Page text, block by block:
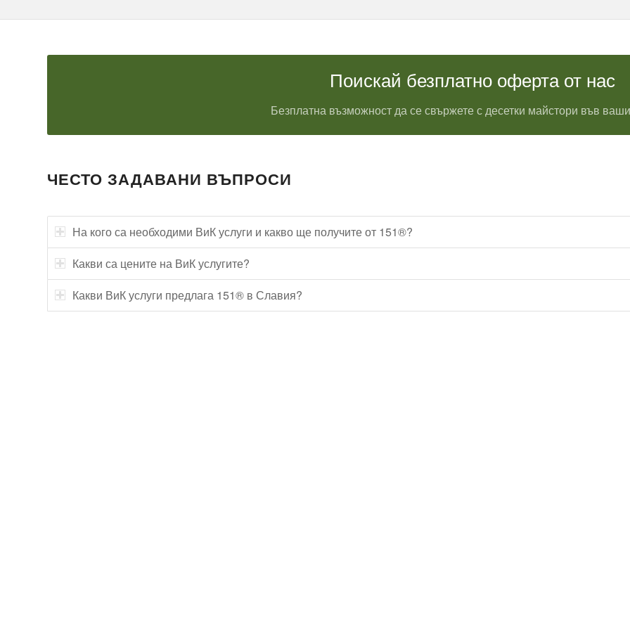
Поискай безплатно оферта от нас
Безплатна възможност да се свържете с десетки майстори във
ЧЕСТО ЗАДАВАНИ ВЪПРОСИ
На кого са необходими ВиК услуги и какво ще получите от 151®?
Какви са цените на ВиК услугите?
Какви ВиК услуги предлага 151® в Славия?